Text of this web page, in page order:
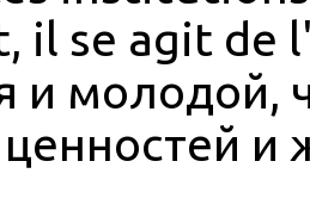
il se agit de
и молодой,
и